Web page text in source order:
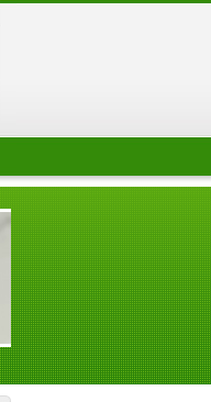
粘合机网带